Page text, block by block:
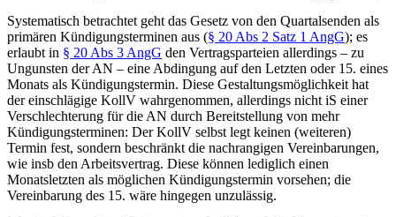
Systematisch betrachtet geht das Gesetz von den Quartalsenden als
primären Kündigungsterminen aus (§ 20 Abs 2 Satz 1 AngG); es
erlaubt in § 20 Abs 3 AngG den Vertragsparteien allerdings – zu
Ungunsten der AN – eine Abdingung auf den Letzten oder 15. eines
Monats als Kündigungstermin. Diese Gestaltungsmöglichkeit hat
der einschlägige KollV wahrgenommen, allerdings nicht iS einer
Verschlechterung für die AN durch Bereitstellung von mehr
Kündigungsterminen: Der KollV selbst legt keinen (weiteren)
Termin fest, sondern beschränkt die nachrangigen Vereinbarungen,
wie insb den Arbeitsvertrag. Diese können lediglich einen
Monatsletzten als möglichen Kündigungstermin vorsehen; die
Vereinbarung des 15. wäre hingegen unzulässig.